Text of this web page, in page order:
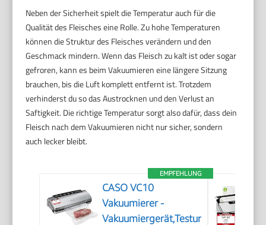
Neben der Sicherheit spielt die Temperatur auch für die
Qualität des Fleisches eine Rolle. Zu hohe Temperaturen
können die Struktur des Fleisches verändern und den
Geschmack mindern. Wenn das Fleisch zu kalt ist oder sogar
gefroren, kann es beim Vakuumieren eine längere Sitzung
brauchen, bis die Luft komplett entfernt ist. Trotzdem
verhinderst du so das Austrocknen und den Verlust an
Saftigkeit. Die richtige Temperatur sorgt also dafür, dass dein
Fleisch nach dem Vakuumieren nicht nur sicher, sondern
auch lecker bleibt.
EMPFEHLUNG
CASO VC10
Vakuumierer -
Vakuumiergerät,Testurteil